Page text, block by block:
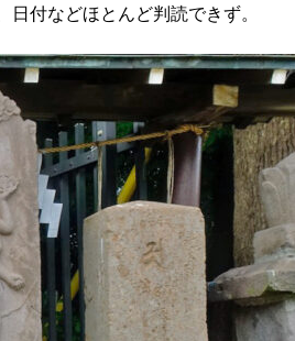
付などほとんど判読できず。